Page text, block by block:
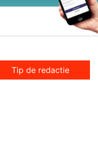
Tip de redactie